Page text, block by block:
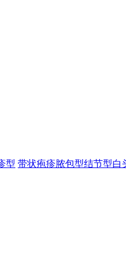
型 带状疱疹脓包型结节型白